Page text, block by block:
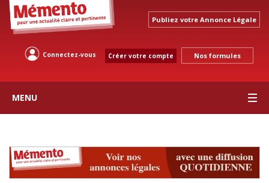
Publiez votre Annonce Légale
Connectez-vous Créer votre compte Nos formules
MENU